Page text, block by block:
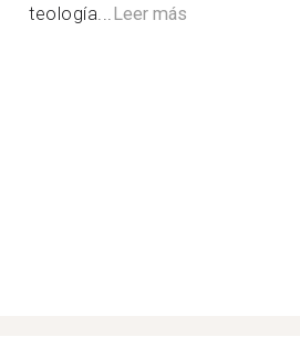
teología...Leer más